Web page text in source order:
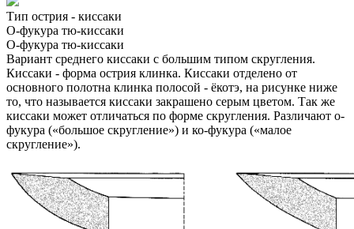
Тип острия - киссаки
О-фукура тю-киссаки
О-фукура тю-киссаки
Вариант среднего киссаки с большим типом скругления.
Киссаки - форма острия клинка. Киссаки отделено от
основного полотна клинка полосой - ёкотэ, на рисунке ниже
то, что называется киссаки закрашено серым цветом. Так же
киссаки может отличаться по форме скругления. Различают о-
фукура («большое скругление») и ко-фукура («малое
скругление»).